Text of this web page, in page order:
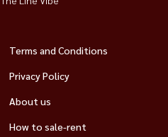
Terms and Conditions
Privacy Policy
About us
How to sale-rent